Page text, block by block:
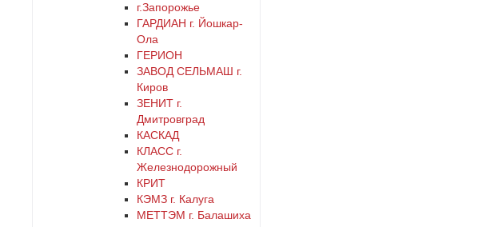
г.Запорожье
ГАРДИАН г. Йошкар-
Ола
ГЕРИОН
ЗАВОД СЕЛЬМАШ г.
Киров
ЗЕНИТ г.
Дмитровград
КАСКАД
КЛАСС г.
Железнодорожный
КРИТ
КЭМЗ г. Калуга
МЕТТЭМ г. Балашиха